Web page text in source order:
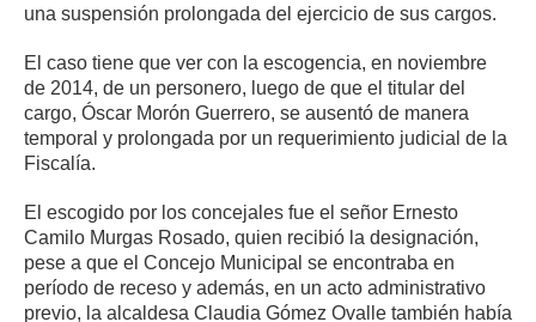
una suspensión prolongada del ejercicio de sus cargos.
El caso tiene que ver con la escogencia, en noviembre
de 2014, de un personero, luego de que el titular del
cargo, Óscar Morón Guerrero, se ausentó de manera
temporal y prolongada por un requerimiento judicial de la
Fiscalía.
El escogido por los concejales fue el señor Ernesto
Camilo Murgas Rosado, quien recibió la designación,
pese a que el Concejo Municipal se encontraba en
período de receso y además, en un acto administrativo
previo, la alcaldesa Claudia Gómez Ovalle también había